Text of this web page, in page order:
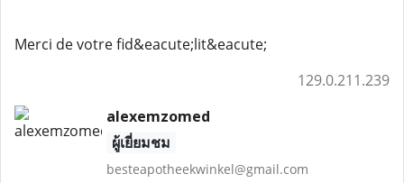
Merci de votre fid&eacute;lit&eacute;
129.0.211.239
alexemzomed
ผู้เยี่ยมชม
besteapotheekwinkel@gmail.com